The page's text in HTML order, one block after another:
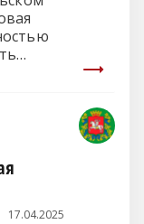
17.04.2025